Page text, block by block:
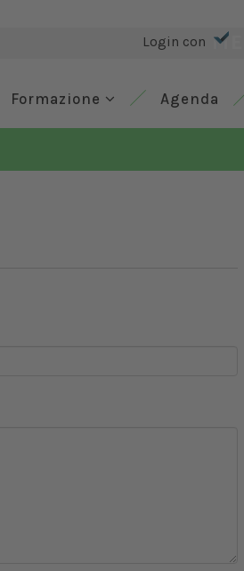
Login con
Formazione Agenda